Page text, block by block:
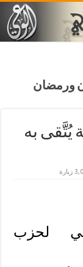
ورمضان
يُتَّقى به
لحزب